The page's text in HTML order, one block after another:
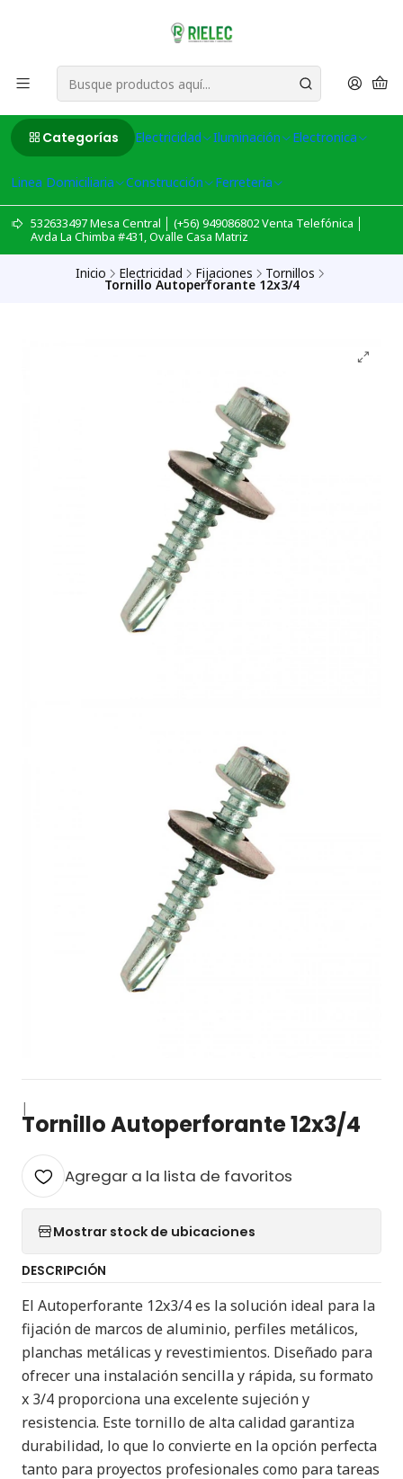
Categorías Electricidad Iluminación Electronica
Linea Domiciliaria Construcción Ferreteria
532633497 Mesa Central │ (+56) 949086802 Venta Telefónica │
Avda La Chimba #431, Ovalle Casa Matriz
Inicio Electricidad Fijaciones Tornillos
Tornillo Autoperforante 12x3/4
|
Tornillo Autoperforante 12x3/4
Agregar a la lista de favoritos
Mostrar stock de ubicaciones
DESCRIPCIÓN
El Autoperforante 12x3/4 es la solución ideal para la
fijación de marcos de aluminio, perfiles metálicos,
planchas metálicas y revestimientos. Diseñado para
ofrecer una instalación sencilla y rápida, su formato
x 3/4 proporciona una excelente sujeción y
resistencia. Este tornillo de alta calidad garantiza
durabilidad, lo que lo convierte en la opción perfecta
tanto para proyectos profesionales como para tareas